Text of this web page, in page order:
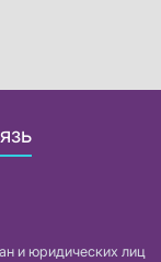
и юридических лиц